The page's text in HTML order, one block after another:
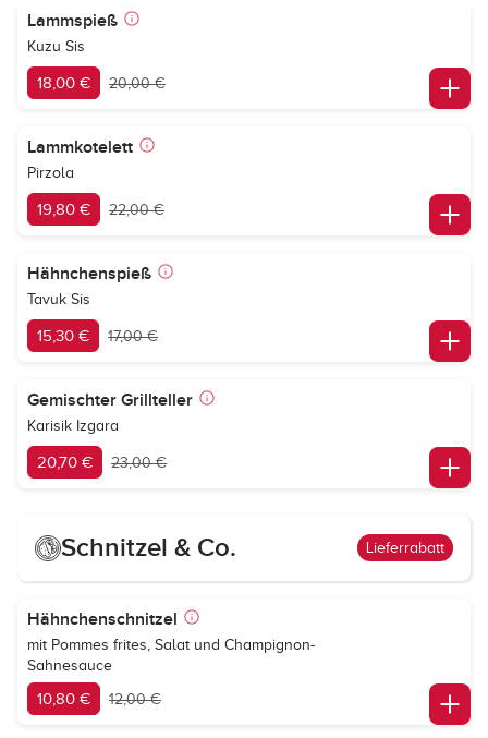
Lammspieß
Kuzu Sis
18,00 € 20,00 €
Lammkotelett
Pirzola
19,80 € 22,00 €
Hähnchenspieß
Tavuk Sis
15,30 € 17,00 €
Gemischter Grillteller
Karisik Izgara
20,70 € 23,00 €
Schnitzel & Co. Lieferrabatt
Hähnchenschnitzel
mit Pommes frites, Salat und Champignon-
Sahnesauce
10,80 € 12,00 €